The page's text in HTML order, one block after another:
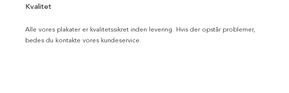
Kvalitet
Alle vores plakater er kvalitetssikret inden levering. Hvis der opstår problemer,
bedes du kontakte vores kundeservice.